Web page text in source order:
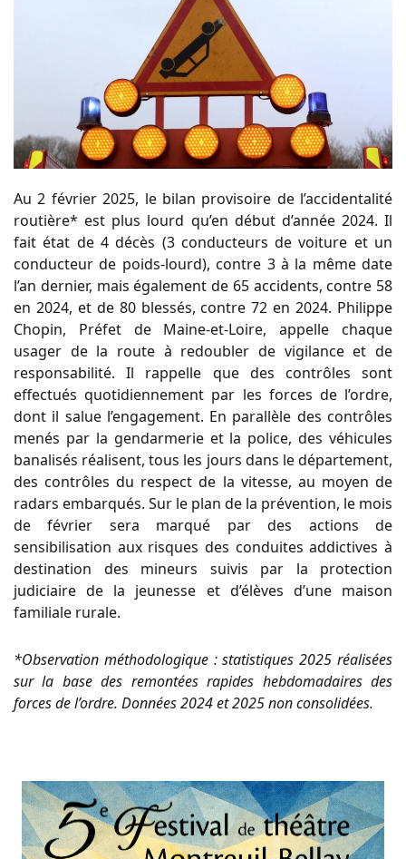
Au 2 février 2025, le bilan provisoire de l’accidentalité
routière* est plus lourd qu’en début d’année 2024. Il
fait état de 4 décès (3 conducteurs de voiture et un
conducteur de poids-lourd), contre 3 à la même date
l’an dernier, mais également de 65 accidents, contre 58
en 2024, et de 80 blessés, contre 72 en 2024. Philippe
Chopin, Préfet de Maine-et-Loire, appelle chaque
usager de la route à redoubler de vigilance et de
responsabilité. Il rappelle que des contrôles sont
effectués quotidiennement par les forces de l’ordre,
dont il salue l’engagement. En parallèle des contrôles
menés par la gendarmerie et la police, des véhicules
banalisés réalisent, tous les jours dans le département,
des contrôles du respect de la vitesse, au moyen de
radars embarqués. Sur le plan de la prévention, le mois
de février sera marqué par des actions de
sensibilisation aux risques des conduites addictives à
destination des mineurs suivis par la protection
judiciaire de la jeunesse et d’élèves d’une maison
familiale rurale.
*Observation méthodologique : statistiques 2025 réalisées
sur la base des remontées rapides hebdomadaires des
forces de l’ordre. Données 2024 et 2025 non consolidées.